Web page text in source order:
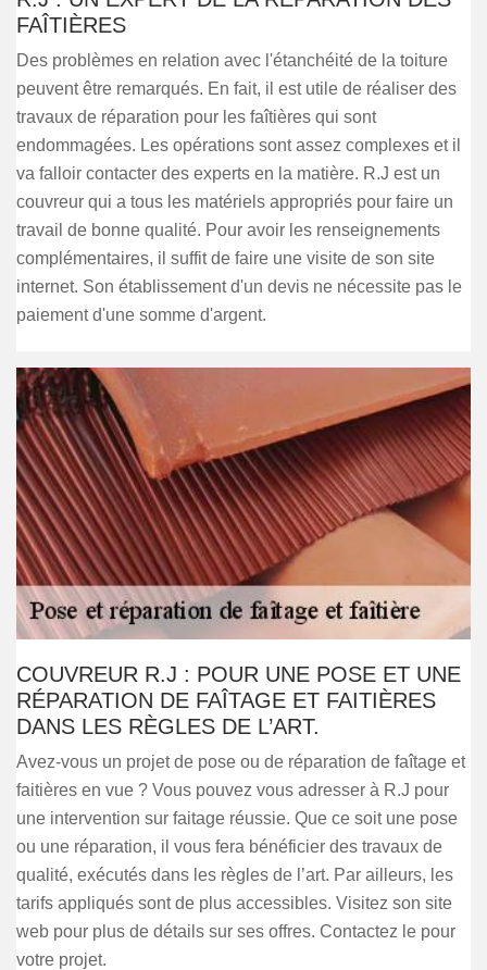
FAÎTIÈRES
Des problèmes en relation avec l'étanchéité de la toiture
peuvent être remarqués. En fait, il est utile de réaliser des
travaux de réparation pour les faîtières qui sont
endommagées. Les opérations sont assez complexes et il
va falloir contacter des experts en la matière. R.J est un
couvreur qui a tous les matériels appropriés pour faire un
travail de bonne qualité. Pour avoir les renseignements
complémentaires, il suffit de faire une visite de son site
internet. Son établissement d'un devis ne nécessite pas le
paiement d'une somme d'argent.
COUVREUR R.J : POUR UNE POSE ET UNE
RÉPARATION DE FAÎTAGE ET FAITIÈRES
DANS LES RÈGLES DE L’ART.
Avez-vous un projet de pose ou de réparation de faîtage et
faitières en vue ? Vous pouvez vous adresser à R.J pour
une intervention sur faitage réussie. Que ce soit une pose
ou une réparation, il vous fera bénéficier des travaux de
qualité, exécutés dans les règles de l’art. Par ailleurs, les
tarifs appliqués sont de plus accessibles. Visitez son site
web pour plus de détails sur ses offres. Contactez le pour
votre projet.